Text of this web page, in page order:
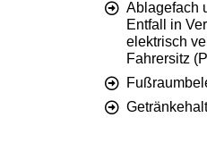
Ablagefach
Entfall in
elektrisch
Fahrersitz